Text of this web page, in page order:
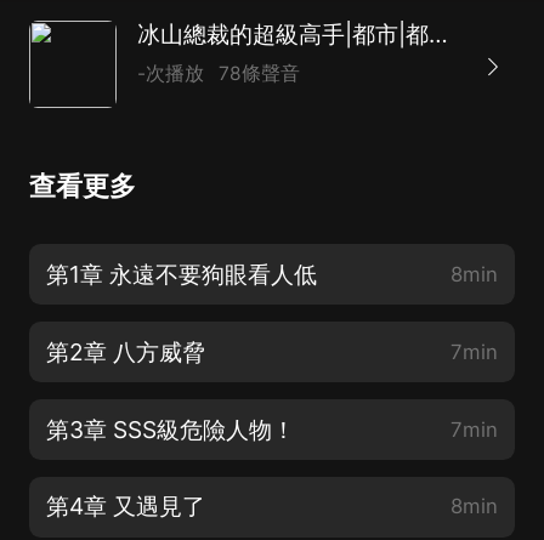
冰山總裁的超級高手|都市|都市生活|保鏢|AI專輯
-次播放 78條聲音
查看更多
第1章 永遠不要狗眼看人低 8min
第2章 八方威脅 7min
第3章 SSS級危險人物！ 7min
第4章 又遇見了 8min